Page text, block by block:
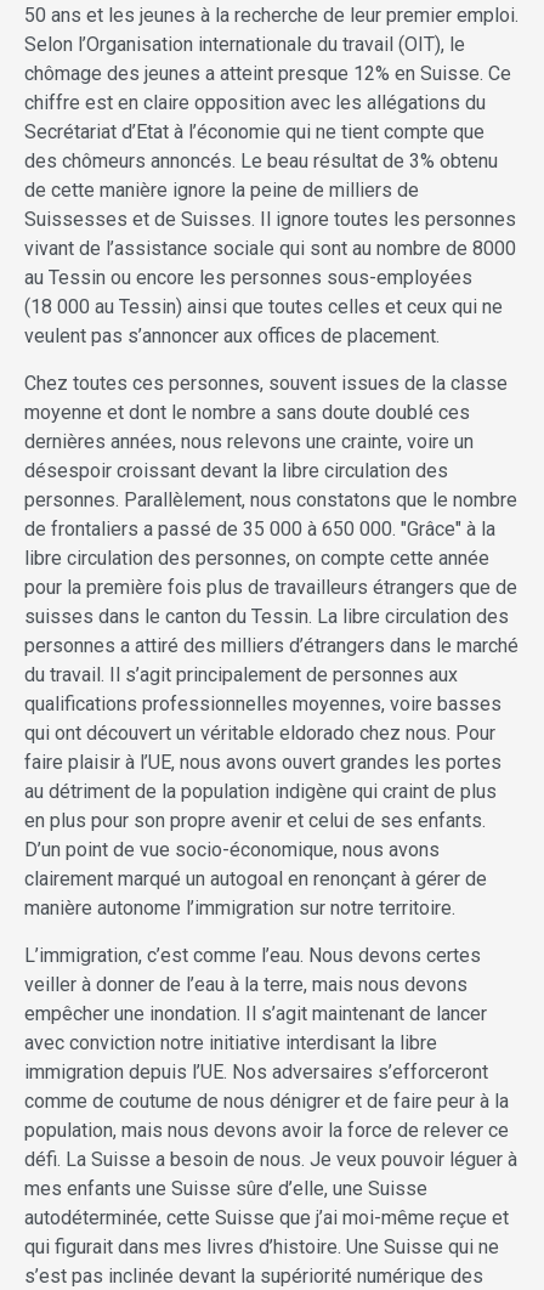
50 ans et les jeunes à la recherche de leur premier emploi.
Selon l’Organisation internationale du travail (OIT), le
chômage des jeunes a atteint presque 12% en Suisse. Ce
chiffre est en claire opposition avec les allégations du
Secrétariat d’Etat à l’économie qui ne tient compte que
des chômeurs annoncés. Le beau résultat de 3% obtenu
de cette manière ignore la peine de milliers de
Suissesses et de Suisses. Il ignore toutes les personnes
vivant de l’assistance sociale qui sont au nombre de 8000
au Tessin ou encore les personnes sous-employées
(18 000 au Tessin) ainsi que toutes celles et ceux qui ne
veulent pas s’annoncer aux offices de placement.
Chez toutes ces personnes, souvent issues de la classe
moyenne et dont le nombre a sans doute doublé ces
dernières années, nous relevons une crainte, voire un
désespoir croissant devant la libre circulation des
personnes. Parallèlement, nous constatons que le nombre
de frontaliers a passé de 35 000 à 650 000. "Grâce" à la
libre circulation des personnes, on compte cette année
pour la première fois plus de travailleurs étrangers que de
suisses dans le canton du Tessin. La libre circulation des
personnes a attiré des milliers d’étrangers dans le marché
du travail. Il s’agit principalement de personnes aux
qualifications professionnelles moyennes, voire basses
qui ont découvert un véritable eldorado chez nous. Pour
faire plaisir à l’UE, nous avons ouvert grandes les portes
au détriment de la population indigène qui craint de plus
en plus pour son propre avenir et celui de ses enfants.
D’un point de vue socio-économique, nous avons
clairement marqué un autogoal en renonçant à gérer de
manière autonome l’immigration sur notre territoire.
L’immigration, c’est comme l’eau. Nous devons certes
veiller à donner de l’eau à la terre, mais nous devons
empêcher une inondation. Il s’agit maintenant de lancer
avec conviction notre initiative interdisant la libre
immigration depuis l’UE. Nos adversaires s’efforceront
comme de coutume de nous dénigrer et de faire peur à la
population, mais nous devons avoir la force de relever ce
défi. La Suisse a besoin de nous. Je veux pouvoir léguer à
mes enfants une Suisse sûre d’elle, une Suisse
autodéterminée, cette Suisse que j’ai moi-même reçue et
qui figurait dans mes livres d’histoire. Une Suisse qui ne
s’est pas inclinée devant la supériorité numérique des